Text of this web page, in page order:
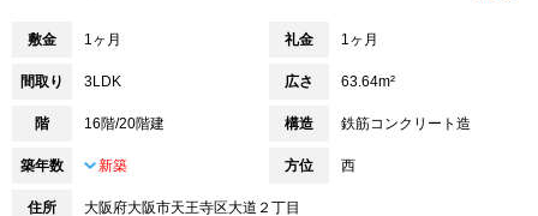
敷金 1ヶ月 礼金 1ヶ月
間取り 3LDK 広さ 63.64m²
階 16階/20階建 構造 鉄筋コンクリート造
築年数 新築 方位 西
住所 大阪府大阪市天王寺区大道２丁目